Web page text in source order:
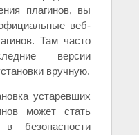
плагинов, вы
веб-
Там часто
версии
вручную.
устаревших
может стать
в безопасности